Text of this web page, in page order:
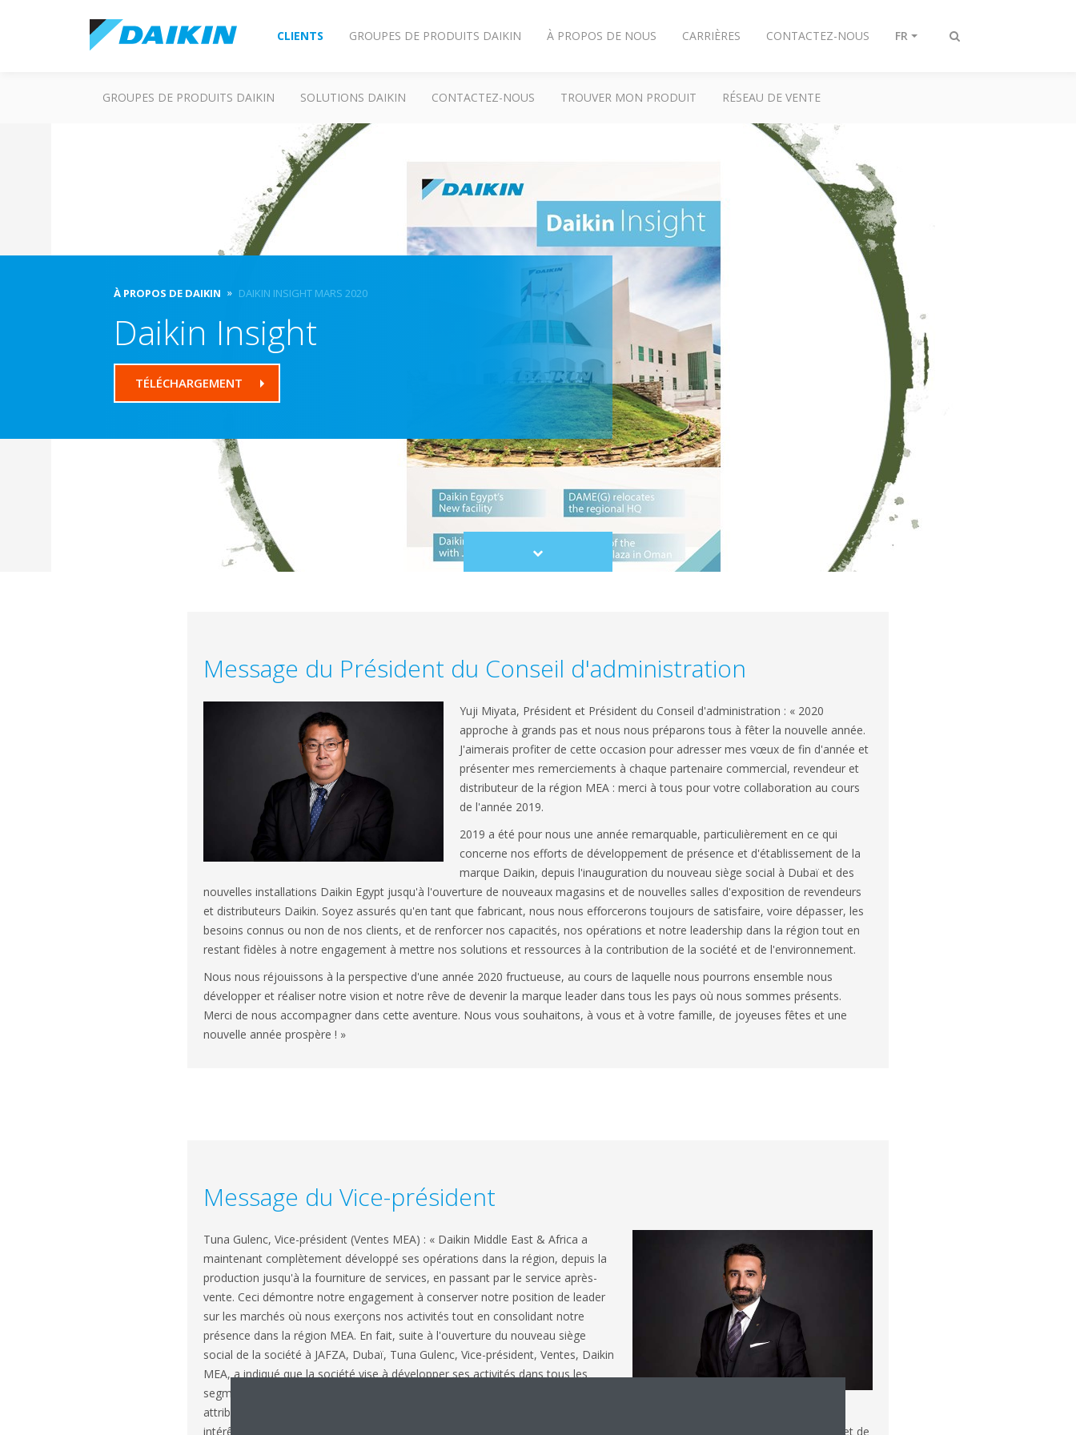
Afficher/masquer
CLIENTS GROUPES DE PRODUITS DAIKIN À PROPOS DE NOUS CARRIÈRES CONTACTEZ-NOUS FR
GROUPES DE PRODUITS DAIKIN SOLUTIONS DAIKIN CONTACTEZ-NOUS TROUVER MON PRODUIT RÉSEAU DE VENTE
À PROPOS DE DAIKIN DAIKIN INSIGHT MARS 2020
Daikin Insight
TÉLÉCHARGEMENT
Scroll
to
Message du Président du Conseil d'administration
Yuji Miyata, Président et Président du Conseil d'administration : « 2020
approche à grands pas et nous nous préparons tous à fêter la nouvelle année.
J'aimerais profiter de cette occasion pour adresser mes vœux de fin d'année et
présenter mes remerciements à chaque partenaire commercial, revendeur et
distributeur de la région MEA : merci à tous pour votre collaboration au cours
de l'année 2019.
2019 a été pour nous une année remarquable, particulièrement en ce qui
concerne nos efforts de développement de présence et d'établissement de la
marque Daikin, depuis l'inauguration du nouveau siège social à Dubaï et des
nouvelles installations Daikin Egypt jusqu'à l'ouverture de nouveaux magasins et de nouvelles salles d'exposition de revendeurs
et distributeurs Daikin. Soyez assurés qu'en tant que fabricant, nous nous efforcerons toujours de satisfaire, voire dépasser, les
besoins connus ou non de nos clients, et de renforcer nos capacités, nos opérations et notre leadership dans la région tout en
restant fidèles à notre engagement à mettre nos solutions et ressources à la contribution de la société et de l'environnement.
Nous nous réjouissons à la perspective d'une année 2020 fructueuse, au cours de laquelle nous pourrons ensemble nous
développer et réaliser notre vision et notre rêve de devenir la marque leader dans tous les pays où nous sommes présents.
Merci de nous accompagner dans cette aventure. Nous vous souhaitons, à vous et à votre famille, de joyeuses fêtes et une
nouvelle année prospère ! »
Message du Vice-président
Tuna Gulenc, Vice-président (Ventes MEA) : « Daikin Middle East & Africa a
maintenant complètement développé ses opérations dans la région, depuis la
production jusqu'à la fourniture de services, en passant par le service après-
vente. Ceci démontre notre engagement à conserver notre position de leader
sur les marchés où nous exerçons nos activités tout en consolidant notre
présence dans la région MEA. En fait, suite à l'ouverture du nouveau siège
social de la société à JAFZA, Dubaï, Tuna Gulenc, Vice-président, Ventes, Daikin
MEA, a indiqué que la société vise à développer ses activités dans tous les
segments de l'industrie de la CVCA-R. Le développement de la société peut être
attribué à la popularité croissante de la technologie dans la région, avec un
intérêt croissant de la part des parties prenantes en raison des avantages éco-énergétiques, des possibilités de conception et de